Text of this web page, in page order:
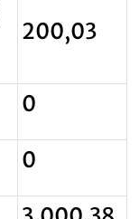
200,03
0
0